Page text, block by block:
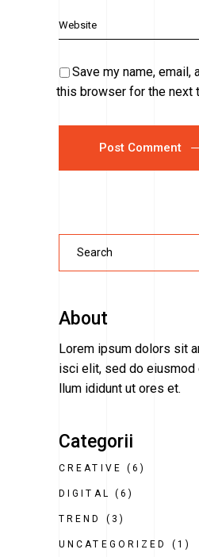
Save my name, email,
this browser for the next
Post Comment
About
Lorem ipsum dolors sit
isci elit, sed do
llum ididunt ut ores et.
Categorii
CREATIVE (6)
DIGITAL (6)
TREND (3)
UNCATEGORIZED (1)